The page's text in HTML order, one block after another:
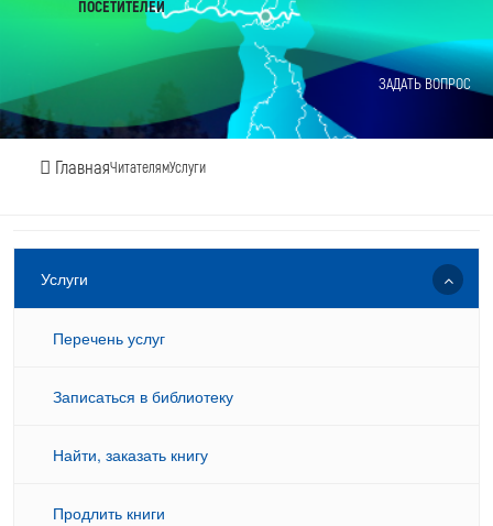
ЗАДАТЬ ВОПРОС
ГлавнаяЧитателямУслуги
ПОСЕТИТЕЛЕЙ
Услуги
Перечень услуг
Записаться в библиотеку
Найти, заказать книгу
Продлить книги